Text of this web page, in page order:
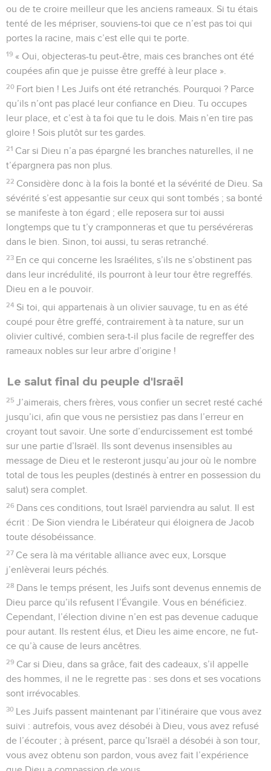
ou de te croire meilleur que les anciens rameaux. Si tu étais
tenté de les mépriser, souviens-toi que ce n’est pas toi qui
portes la racine, mais c’est elle qui te porte.
19 « Oui, objecteras-tu peut-être, mais ces branches ont été
coupées afin que je puisse être greffé à leur place ».
20 Fort bien ! Les Juifs ont été retranchés. Pourquoi ? Parce
qu’ils n’ont pas placé leur confiance en Dieu. Tu occupes
leur place, et c’est à ta foi que tu le dois. Mais n’en tire pas
gloire ! Sois plutôt sur tes gardes.
21 Car si Dieu n’a pas épargné les branches naturelles, il ne
t’épargnera pas non plus.
22 Considère donc à la fois la bonté et la sévérité de Dieu. Sa
sévérité s’est appesantie sur ceux qui sont tombés ; sa bonté
se manifeste à ton égard ; elle reposera sur toi aussi
longtemps que tu t’y cramponneras et que tu persévéreras
dans le bien. Sinon, toi aussi, tu seras retranché.
23 En ce qui concerne les Israélites, s’ils ne s’obstinent pas
dans leur incrédulité, ils pourront à leur tour être regreffés.
Dieu en a le pouvoir.
24 Si toi, qui appartenais à un olivier sauvage, tu en as été
coupé pour être greffé, contrairement à ta nature, sur un
olivier cultivé, combien sera-t-il plus facile de regreffer des
rameaux nobles sur leur arbre d’origine !
Le salut final du peuple d'Israël
25 J’aimerais, chers frères, vous confier un secret resté caché
jusqu’ici, afin que vous ne persistiez pas dans l’erreur en
croyant tout savoir. Une sorte d’endurcissement est tombé
sur une partie d’Israël. Ils sont devenus insensibles au
message de Dieu et le resteront jusqu’au jour où le nombre
total de tous les peuples (destinés à entrer en possession du
salut) sera complet.
26 Dans ces conditions, tout Israël parviendra au salut. Il est
écrit : De Sion viendra le Libérateur qui éloignera de Jacob
toute désobéissance.
27 Ce sera là ma véritable alliance avec eux, Lorsque
j’enlèverai leurs péchés.
28 Dans le temps présent, les Juifs sont devenus ennemis de
Dieu parce qu’ils refusent l’Évangile. Vous en bénéficiez.
Cependant, l’élection divine n’en est pas devenue caduque
pour autant. Ils restent élus, et Dieu les aime encore, ne fut-
ce qu’à cause de leurs ancêtres.
29 Car si Dieu, dans sa grâce, fait des cadeaux, s’il appelle
des hommes, il ne le regrette pas : ses dons et ses vocations
sont irrévocables.
30 Les Juifs passent maintenant par l’itinéraire que vous avez
suivi : autrefois, vous avez désobéi à Dieu, vous avez refusé
de l’écouter ; à présent, parce qu’Israël a désobéi à son tour,
vous avez obtenu son pardon, vous avez fait l’expérience